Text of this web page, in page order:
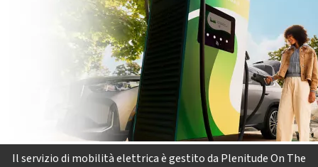
Il servizio di mobilità elettrica è gestito da Plenitude On The